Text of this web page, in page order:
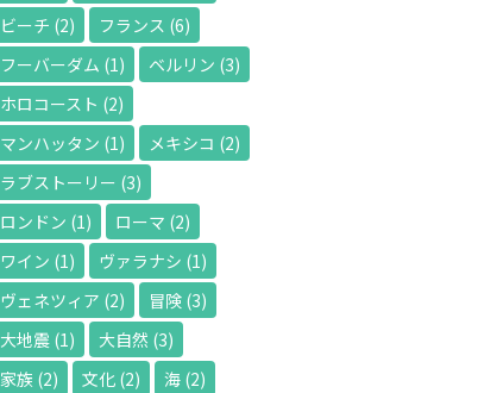
ビーチ (2) フランス (6)
フーバーダム (1) ベルリン (3)
ホロコースト (2)
マンハッタン (1) メキシコ (2)
ラブストーリー (3)
ロンドン (1) ローマ (2)
ワイン (1) ヴァラナシ (1)
ヴェネツィア (2) 冒険 (3)
大地震 (1) 大自然 (3)
家族 (2) 文化 (2) 海 (2)